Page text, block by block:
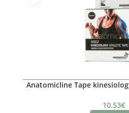
Anatomicline Tape
10.53€